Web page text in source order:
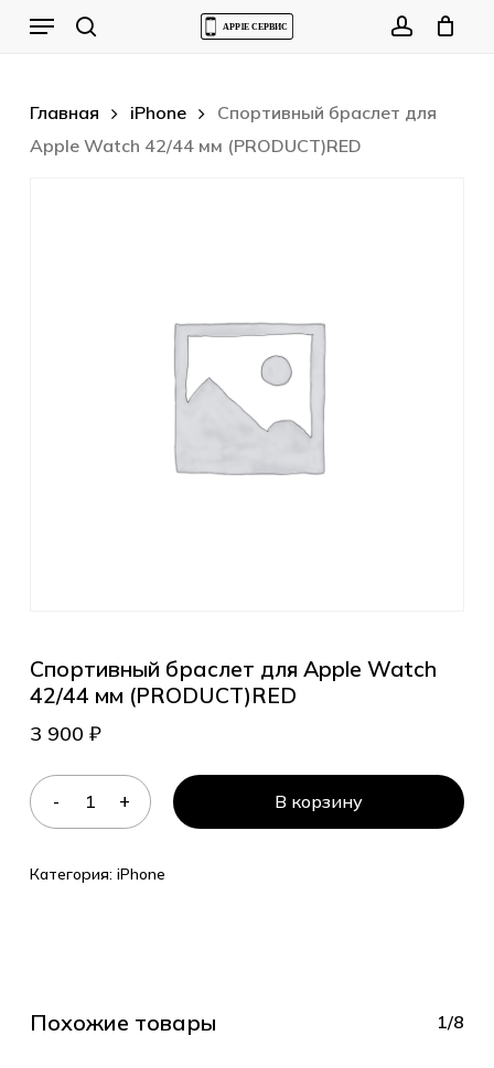
Menu
Главная iPhone
Спортивный браслет для
Apple Watch 42/44 мм (PRODUCT)RED
Спортивный браслет для Apple Watch
42/44 мм (PRODUCT)RED
3 900 ₽
В корзину
Категория: iPhone
Похожие товары 1/8